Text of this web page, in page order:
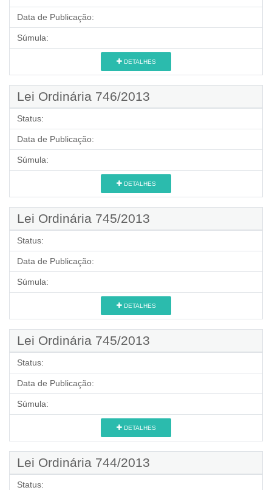
Data de Publicação:
Súmula:
DETALHES
Lei Ordinária 746/2013
Status:
Data de Publicação:
Súmula:
DETALHES
Lei Ordinária 745/2013
Status:
Data de Publicação:
Súmula:
DETALHES
Lei Ordinária 745/2013
Status:
Data de Publicação:
Súmula:
DETALHES
Lei Ordinária 744/2013
Status: